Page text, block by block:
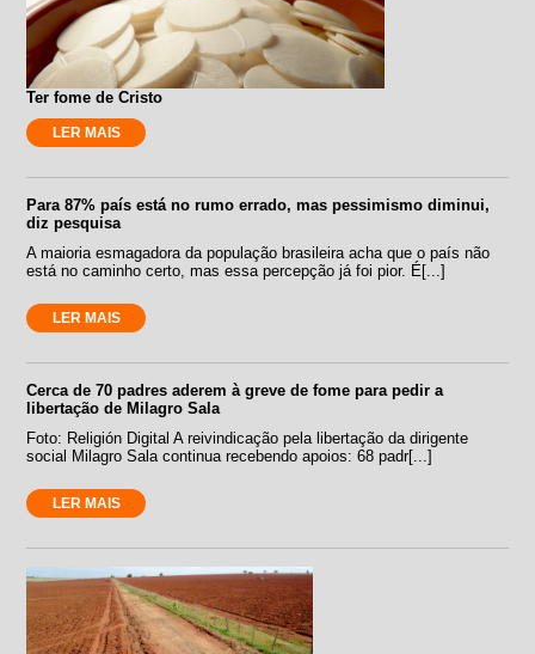
Ter fome de Cristo
LER MAIS
Para 87% país está no rumo errado, mas pessimismo diminui,
diz pesquisa
A maioria esmagadora da população brasileira acha que o país não
está no caminho certo, mas essa percepção já foi pior. É[...]
LER MAIS
Cerca de 70 padres aderem à greve de fome para pedir a
libertação de Milagro Sala
Foto: Religión Digital A reivindicação pela libertação da dirigente
social Milagro Sala continua recebendo apoios: 68 padr[...]
LER MAIS